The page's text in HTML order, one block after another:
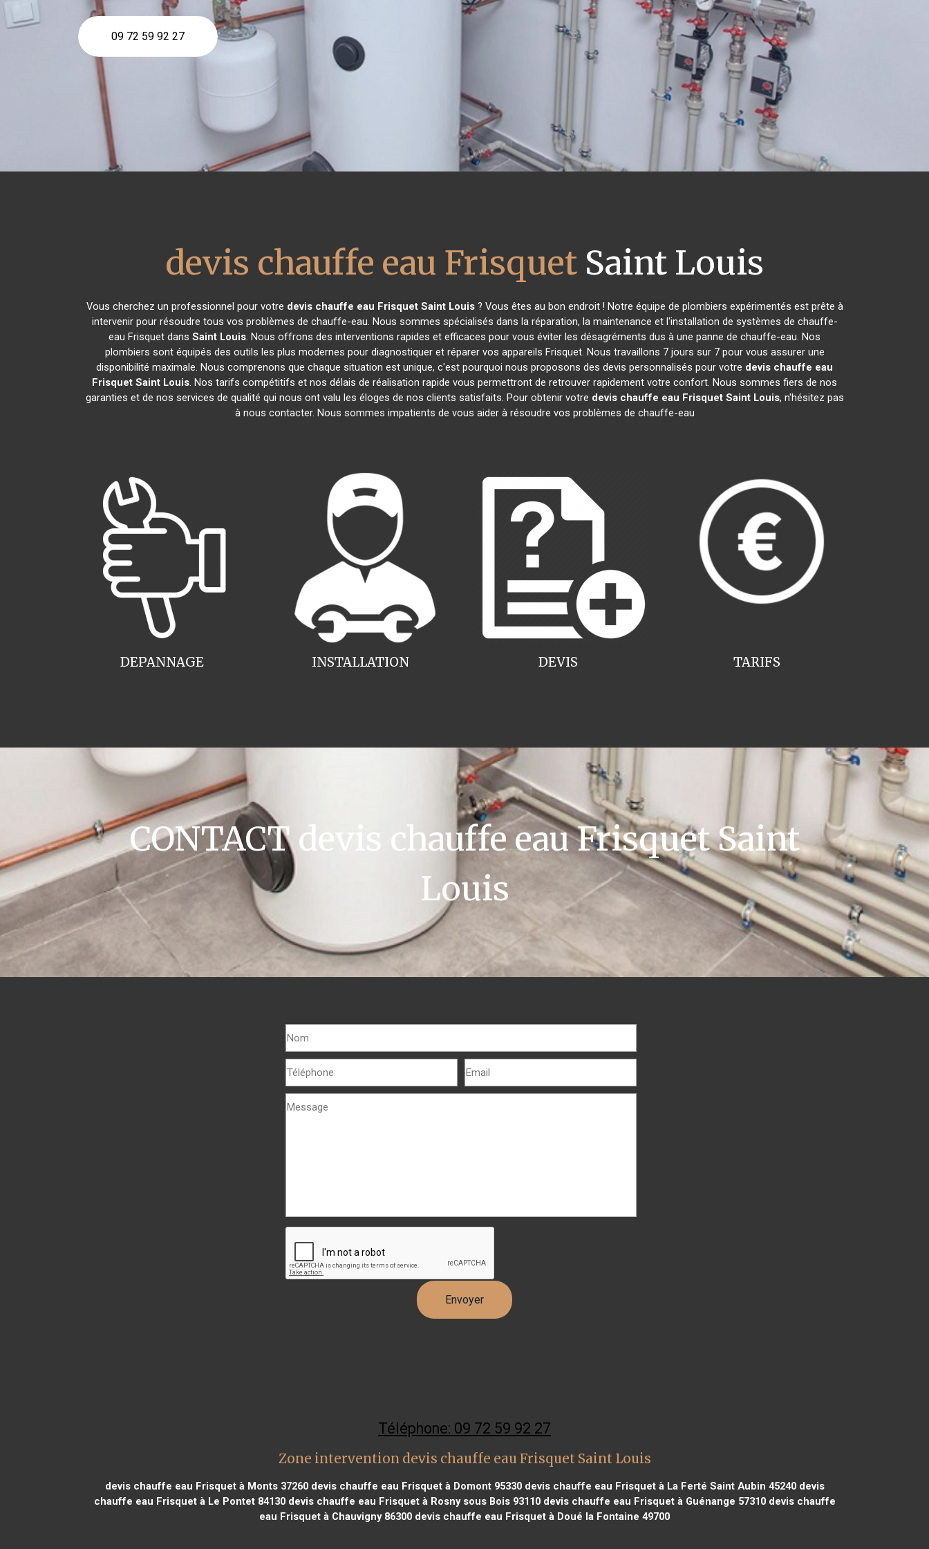
09 72 59 92 27
devis chauffe eau Frisquet Saint Louis
Vous cherchez un professionnel pour votre devis chauffe eau Frisquet Saint Louis? Vous êtes au bon endroit ! Notre équipe de plombiers expérimentés est prête à
intervenir pour résoudre tous vos problèmes de chauffe-eau. Nous sommes spécialisés dans la réparation, la maintenance et l'installation de systèmes de chauffe-
eau Frisquet dans Saint Louis. Nous offrons des interventions rapides et efficaces pour vous éviter les désagréments dus à une panne de chauffe-eau. Nos
plombiers sont équipés des outils les plus modernes pour diagnostiquer et réparer vos appareils Frisquet. Nous travaillons 7 jours sur 7 pour vous assurer une
disponibilité maximale. Nous comprenons que chaque situation est unique, c'est pourquoi nous proposons des devis personnalisés pour votre devis chauffe eau
Frisquet Saint Louis. Nos tarifs compétitifs et nos délais de réalisation rapide vous permettront de retrouver rapidement votre confort. Nous sommes fiers de nos
garanties et de nos services de qualité qui nous ont valu les éloges de nos clients satisfaits. Pour obtenir votre devis chauffe eau Frisquet Saint Louis, n'hésitez pas
à nous contacter. Nous sommes impatients de vous aider à résoudre vos problèmes de chauffe-eau
INSTALLATION
DEPANNAGE TARIFS
DEVIS
CONTACT devis chauffe eau Frisquet Saint
Louis
Téléphone: 09 72 59 92 27
Zone intervention devis chauffe eau Frisquet Saint Louis
devis chauffe eau Frisquet à Monts 37260devis chauffe eau Frisquet à Domont 95330devis chauffe eau Frisquet à La Ferté Saint Aubin 45240devis
chauffe eau Frisquet à Le Pontet 84130devis chauffe eau Frisquet à Rosny sous Bois 93110devis chauffe eau Frisquet à Guénange 57310devis chauffe
eau Frisquet à Chauvigny 86300 devis chauffe eau Frisquet à Doué la Fontaine 49700